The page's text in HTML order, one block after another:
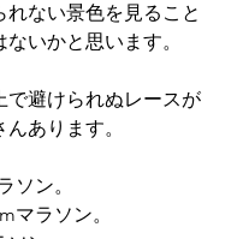
れない景色を見ること
いかと思います。
で避けられぬレースが
あります。
ソン。
マラソン。